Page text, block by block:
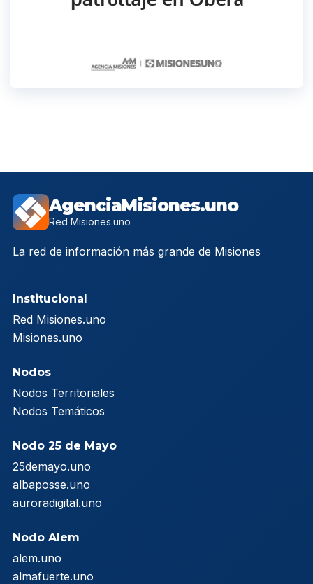
AgenciaMisiones.uno
Red Misiones.uno
La red de información más grande de Misiones
Institucional
Red Misiones.uno
Misiones.uno
Nodos
Nodos Territoriales
Nodos Temáticos
Nodo 25 de Mayo
25demayo.uno
albaposse.uno
auroradigital.uno
Nodo Alem
alem.uno
almafuerte.uno